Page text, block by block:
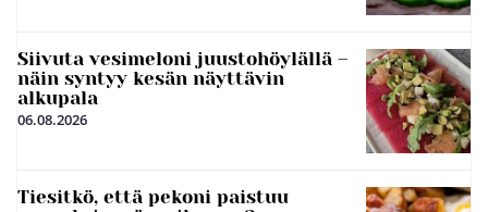
Siivuta vesimeloni juustohöylällä –
näin syntyy kesän näyttävin
alkupala
06.08.2026
Tiesitkö, että pekoni paistuu